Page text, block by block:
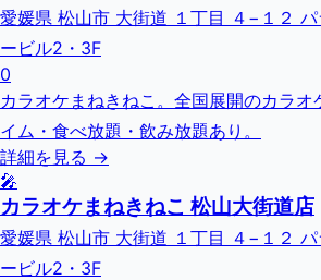
愛媛県 松山市 大街道 １丁目 ４−１２
ービル2・3F
0
カラオケまねきねこ。全国展開のカラオ
イム・食べ放題・飲み放題あり。
詳細を見る →
🎤
カラオケまねきねこ 松山大街道店
愛媛県 松山市 大街道 １丁目 ４−１２
ービル2・3F